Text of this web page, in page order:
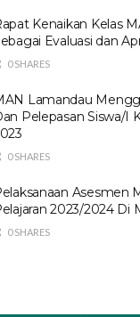
Kenaikan Kelas
Evaluasi dan
0 SHARES
Lamandau
Pelepasan Siswa/I
0 SHARES
Asesmen
2023/2024 Di
0 SHARES